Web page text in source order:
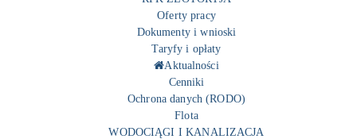
Oferty pracy
Dokumenty i wnioski
Taryfy i opłaty
Aktualności
Cenniki
Ochrona danych (RODO)
Flota
WODOCIĄGI I KANALIZACJA